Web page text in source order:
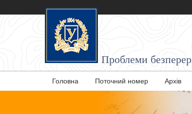
Проблеми
Головна Поточний номер Архів